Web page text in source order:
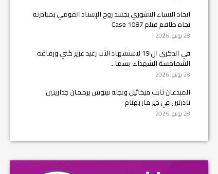
اتحاد النساء الآشوري يجسد روح الإسناد القومي بمبادرته
تجاه طاقم فيلم Case 1087
28 يونيو, 2026
في الذكرى ال 19 لاستشهاد الأب رغيد عزيز كني ورفاقه
الشمامسة الشهداء: بسما...
28 يونيو, 2026
المبدعان ثابت ميخائيل ونجله نينوس يرممان جداريتين
نادرتين في دير مار بهنام
28 يونيو, 2026